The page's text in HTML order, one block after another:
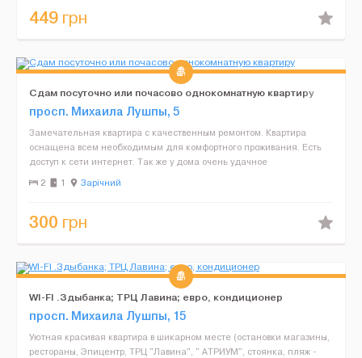
449 грн
Сдам посуточно или почасово однокомнатную квартиру
просп. Михаила Лушпы, 5
Замечательная квартира с качественным ремонтом. Квартира
оснащена всем необходимым для комфортного проживания. Есть
доступ к сети интернет. Так же у дома очень удачное
месторасположение, рядом есть остановка, парковка, аптека, по ...
2 1 Зарічний
300 грн
WI-FI .Здыбанка; ТРЦ Лавина; евро, кондиционер
просп. Михаила Лушпы, 15
Уютная красивая квартира в шикарном месте (остановки магазины,
рестораны, Эпицентр, ТРЦ "Лавина", " АТРИУМ", стоянка, пляж -